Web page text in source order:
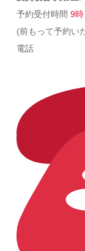
予約受付時間9
(前もって予約い
電話